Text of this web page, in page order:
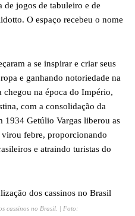
de jogos de tabuleiro e de
O espaço recebeu o nome
a se inspirar e criar seus
e ganhando notoriedade na
na época do Império,
com a consolidação da
1934 Getúlio Vargas liberou as
virou febre, proporcionando
e atraindo turistas do
cassinos no Brasil. | Foto: